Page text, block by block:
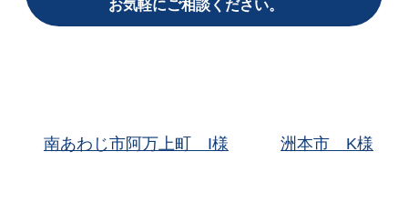
お気軽にご相談ください。
南あわじ市阿万上町 I様 洲本市 K様